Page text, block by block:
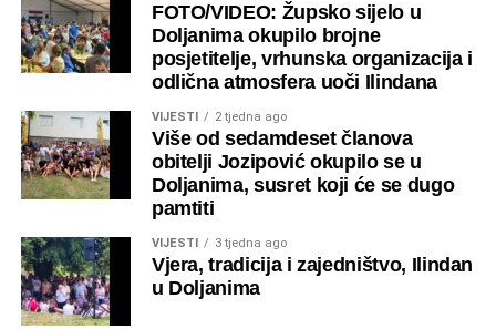
FOTO/VIDEO: Župsko sijelo u
Doljanima okupilo brojne
posjetitelje, vrhunska organizacija i
odlična atmosfera uoči Ilindana
VIJESTI 2 tjedna ago
Više od sedamdeset članova
obitelji Jozipović okupilo se u
Doljanima, susret koji će se dugo
pamtiti
VIJESTI 3 tjedna ago
Vjera, tradicija i zajedništvo, Ilindan
u Doljanima